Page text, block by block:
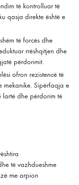
të kontrolluar të
qasja direkte është e
të forcës dhe
rrëshqitjen dhe
përdorimit.
ofron rezistencë të
mekanike. Sipërfaqja e
lartë dhe përdorim të
të vazhdueshme
me arpion